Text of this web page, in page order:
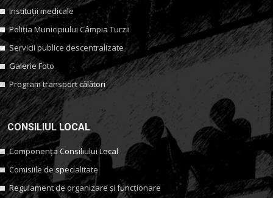
Instituții medicale
Poliția Municipiului Câmpia Turzii
Servicii publice descentralizate
Galerie Foto
Program transport călători
CONSILIUL LOCAL
Componența Consiliului Local
Comisiile de specialitate
Regulament de organizare și funcționare